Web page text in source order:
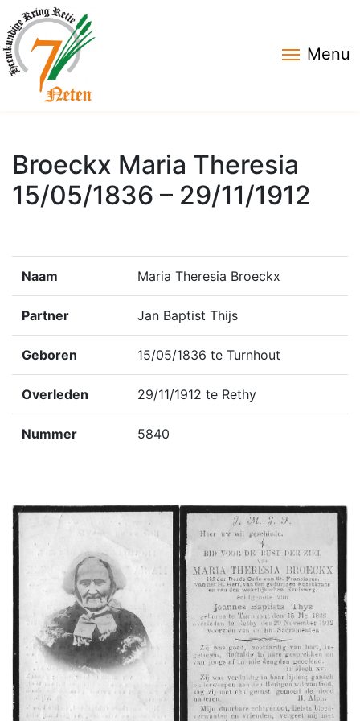
Menu
Broeckx Maria Theresia
15/05/1836 – 29/11/1912
Naam Maria Theresia Broeckx
Partner Jan Baptist Thijs
Geboren 15/05/1836 te Turnhout
Overleden 29/11/1912 te Rethy
Nummer 5840